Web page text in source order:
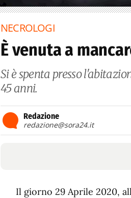
NECROLOGI
È venuta a
Si è spenta presso
45 anni.
Redazione
redazione@sora24.it
Il giorno 29 Aprile 2020,